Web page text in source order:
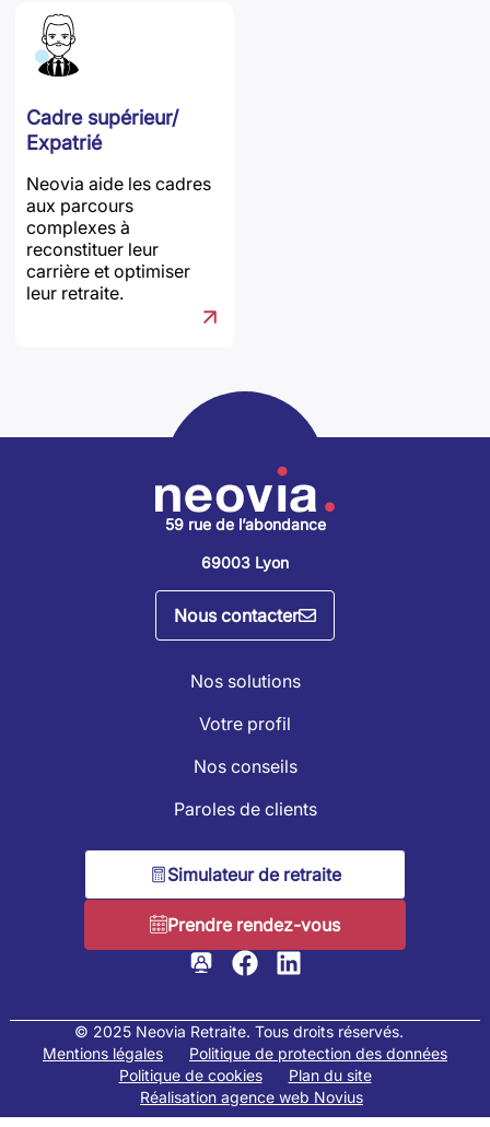
Cadre supérieur/
Expatrié
Neovia aide les cadres
aux parcours
complexes à
reconstituer leur
carrière et optimiser
leur retraite.
59 rue de l’abondance
69003 Lyon
Nous contacter
Nos solutions
Votre profil
Nos conseils
Paroles de clients
Simulateur de retraite
Prendre rendez-vous
© 2025 Neovia Retraite. Tous droits réservés.
Mentions légales
Politique de protection des données
Politique de cookies
Plan du site
Réalisation agence web Novius